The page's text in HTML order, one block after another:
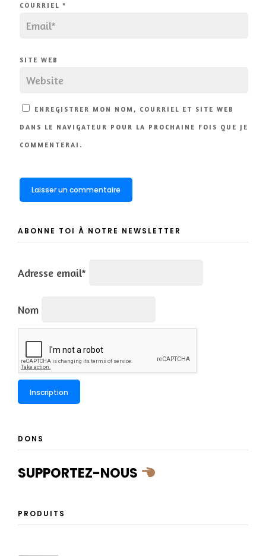
COURRIEL *
SITE WEB
ENREGISTRER MON NOM, COURRIEL ET SITE WEB
DANS LE NAVIGATEUR POUR LA PROCHAINE FOIS QUE JE
COMMENTERAI.
ABONNE TOI À NOTRE NEWSLETTER
Adresse email*
Nom
DONS
SUPPORTEZ-NOUS
PRODUITS